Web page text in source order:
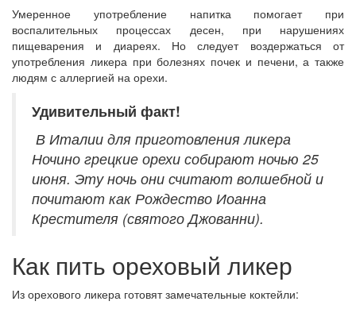
Умеренное употребление напитка помогает при
воспалительных процессах десен, при нарушениях
пищеварения и диареях. Но следует воздержаться от
употребления ликера при болезнях почек и печени, а также
людям с аллергией на орехи.
Удивительный факт!
В Италии для приготовления ликера
Ночино грецкие орехи собирают ночью 25
июня. Эту ночь они считают волшебной и
почитают как Рождество Иоанна
Крестителя (святого Джованни).
Как пить ореховый ликер
Из орехового ликера готовят замечательные коктейли: